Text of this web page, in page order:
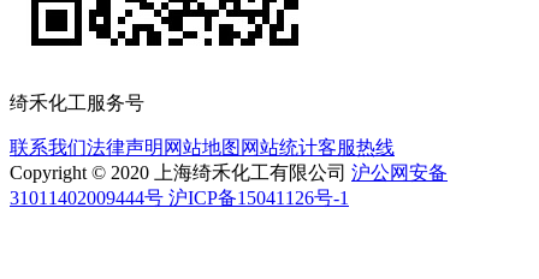
绮禾化工服务号
联系我们法律声明 网站地图 网站统计客服热线
Copyright © 2020 上海绮禾化工有限公司 沪公网安备
31011402009444号 沪ICP备15041126号-1